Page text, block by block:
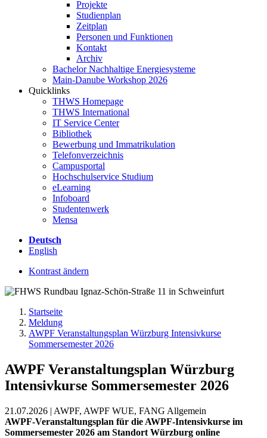
Projekte
Studienplan
Zeitplan
Personen und Funktionen
Kontakt
Archiv
Bachelor Nachhaltige Energiesysteme
Main-Danube Workshop 2026
Quicklinks
THWS Homepage
THWS International
IT Service Center
Bibliothek
Bewerbung und Immatrikulation
Telefonverzeichnis
Campusportal
Hochschulservice Studium
eLearning
Infoboard
Studentenwerk
Mensa
Deutsch
English
Kontrast ändern
Startseite
Meldung
AWPF Veranstaltungsplan Würzburg Intensivkurse
Sommersemester 2026
AWPF Veranstaltungsplan Würzburg
Intensivkurse Sommersemester 2026
21.07.2026 | AWPF, AWPF WUE, FANG Allgemein
AWPF-Veranstaltungsplan für die AWPF-Intensivkurse im
Sommersemester 2026 am Standort Würzburg online